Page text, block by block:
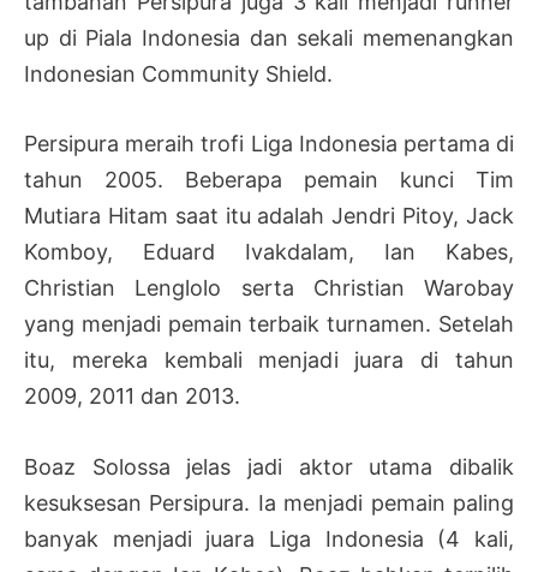
up di Piala Indonesia dan sekali memenangkan
Indonesian Community Shield.
Persipura meraih trofi Liga Indonesia pertama di
tahun 2005. Beberapa pemain kunci Tim
Mutiara Hitam saat itu adalah Jendri Pitoy, Jack
Komboy, Eduard Ivakdalam, Ian Kabes,
Christian Lenglolo serta Christian Warobay
yang menjadi pemain terbaik turnamen. Setelah
itu, mereka kembali menjadi juara di tahun
2009, 2011 dan 2013.
Boaz Solossa jelas jadi aktor utama dibalik
kesuksesan Persipura. Ia menjadi pemain paling
banyak menjadi juara Liga Indonesia (4 kali,